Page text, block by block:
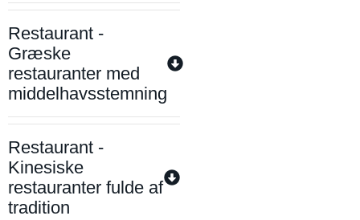
Restaurant -
Græske
restauranter med
middelhavsstemning
Restaurant -
Kinesiske
restauranter fulde af
tradition